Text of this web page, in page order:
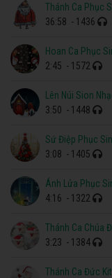
Thánh Ca Phục
36:58 - 1436
Hoan Ca Phục
2:45 - 1572
Lên Núi Sion
3:50 - 1448
Sứ Điệp Phục
3:08 - 1405
Ánh Lửa Phục
4:16 - 1322
Thánh Ca Chúa
3:23 - 1384
Thánh Ca Đức